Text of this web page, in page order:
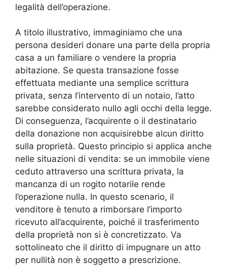
legalità dell’operazione.
A titolo illustrativo, immaginiamo che una
persona desideri donare una parte della propria
casa a un familiare o vendere la propria
abitazione. Se questa transazione fosse
effettuata mediante una semplice scrittura
privata, senza l’intervento di un notaio, l’atto
sarebbe considerato nullo agli occhi della legge.
Di conseguenza, l’acquirente o il destinatario
della donazione non acquisirebbe alcun diritto
sulla proprietà. Questo principio si applica anche
nelle situazioni di vendita: se un immobile viene
ceduto attraverso una scrittura privata, la
mancanza di un rogito notarile rende
l’operazione nulla. In questo scenario, il
venditore è tenuto a rimborsare l’importo
ricevuto all’acquirente, poiché il trasferimento
della proprietà non si è concretizzato. Va
sottolineato che il diritto di impugnare un atto
per nullità non è soggetto a prescrizione.